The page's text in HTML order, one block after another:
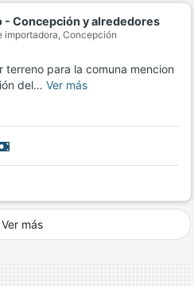
- Concepción y alrededores
importadora, Concepción
terreno para la comuna mencion
del… Ver más
Ver más